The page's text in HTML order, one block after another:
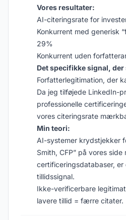
Vores resultater:
AI-citeringsrate for
Konkurrent med generisk
29%
Konkurrent uden
Det specifikke signal,
Forfatterlegitimation, der
Da jeg tilføjede LinkedIn-
professionelle
vores citeringsrate
Min teori:
AI-systemer krydstjekker
Smith, CFP” på vores
certificeringsdatabaser,
tillidssignal.
Ikke-verificerbare
lavere tillid = færre citater.